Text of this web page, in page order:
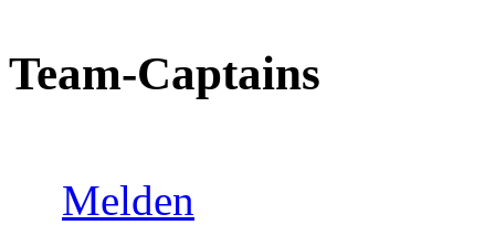
Team-Captains
Melden